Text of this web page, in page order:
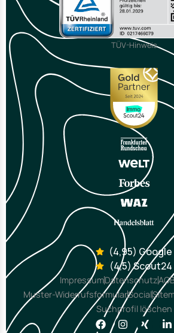
TÜV-Hinweis
(4,95) Google
(4,5) Scout24
ImpressumDatenschutz
Muster-WiderrufsformularSocial
Suchprofil löschen